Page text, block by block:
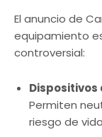
El anuncio de
equipamiento
controversial:
Permiten
riesgo de